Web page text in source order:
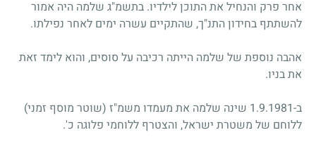
אחר פרק והנחיל את התוכן לילדיו. בתשמ"ג שלמה היה אמור
להשתתף בחידון התנ"ך, שהתקיים עשרה ימים לאחר נפילתו.
אהבה נוספת של שלמה הייתה רכיבה על סוסים, והוא לימד זאת
את בניו.
ב-1.9.1981 שינה שלמה את מעמדו משמ"ז (שוטר מוסף זמני)
ללוחם של משטרת ישראל, והצטרף ללוחמי פלוגה כ'.